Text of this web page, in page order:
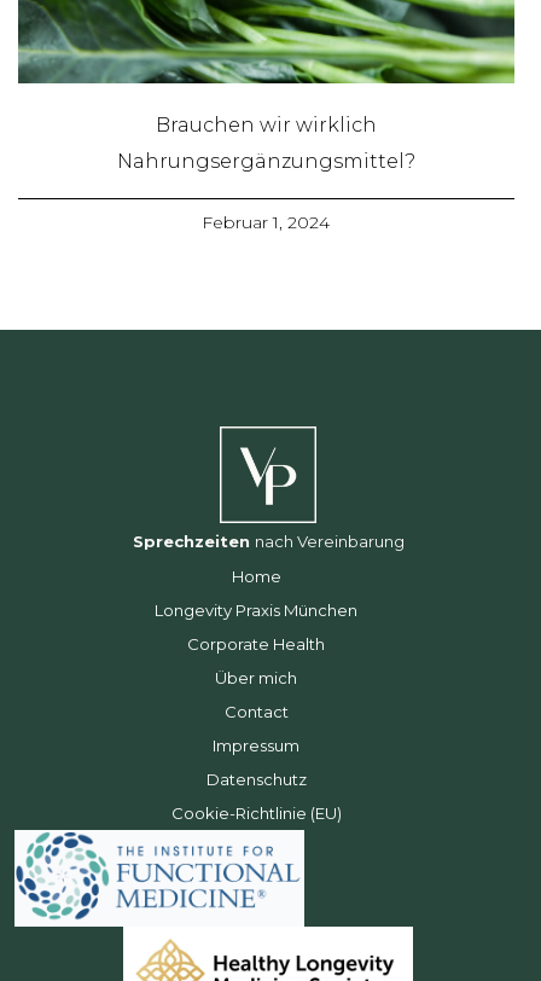
Brauchen wir wirklich
Nahrungsergänzungsmittel?
Februar 1, 2024
Sprechzeiten nach Vereinbarung
Home
Longevity Praxis München
Corporate Health
Über mich
Contact
Impressum
Datenschutz
Cookie-Richtlinie (EU)